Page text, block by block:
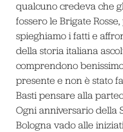
qualcuno credeva che
fossero le Brigate
spieghiamo i fatti e
della storia italiana
comprendono
presente e non è stato
Basti pensare alla
Ogni anniversario della
Bologna vado alle